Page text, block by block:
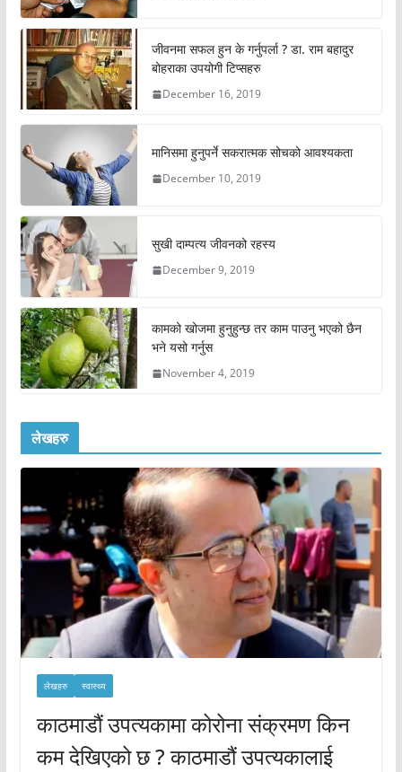
जीवनमा सफल हुन के गर्नुपर्ला ? डा. राम बहादुर
बोहराका उपयोगी टिप्सहरु
December 16, 2019
मानिसमा हुनुपर्ने सकरात्मक सोचको आवश्यकता
December 10, 2019
सुखी दाम्पत्य जीवनको रहस्य
December 9, 2019
कामको खोजमा हुनुहुन्छ तर काम पाउनु भएको छैन
भने यसो गर्नुस
November 4, 2019
लेखहरु
लेखहरु स्वास्थ्य
काठमाडौं उपत्यकामा कोरोना संक्रमण किन
कम देखिएको छ ? काठमाडौं उपत्यकालाई